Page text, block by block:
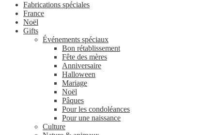
Fabrications spéciales
France
Noël
Gifts
Événements spéciaux
Bon rétablissement
Fête des mères
Anniversaire
Halloween
Mariage
Noël
Pâques
Pour les condoléances
Pour une naissance
Culture